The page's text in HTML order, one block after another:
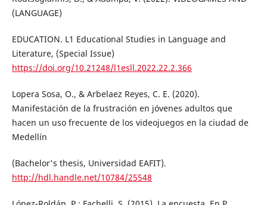
(LANGUAGE)
EDUCATION. L1 Educational Studies in Language and
Literature, (Special Issue)
https://doi.org/10.21248/l1esll.2022.22.2.366
Lopera Sosa, O., & Arbelaez Reyes, C. E. (2020).
Manifestación de la frustración en jóvenes adultos que
hacen un uso frecuente de los videojuegos en la ciudad de
Medellín
(Bachelor's thesis, Universidad EAFIT).
http://hdl.handle.net/10784/25548